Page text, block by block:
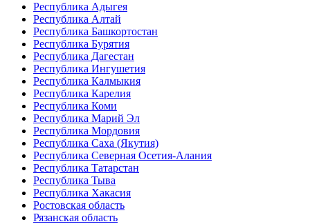
Республика Адыгея
Республика Алтай
Республика Башкортостан
Республика Бурятия
Республика Дагестан
Республика Ингушетия
Республика Калмыкия
Республика Карелия
Республика Коми
Республика Марий Эл
Республика Мордовия
Республика Саха (Якутия)
Республика Северная Осетия-Алания
Республика Татарстан
Республика Тыва
Республика Хакасия
Ростовская область
Рязанская область